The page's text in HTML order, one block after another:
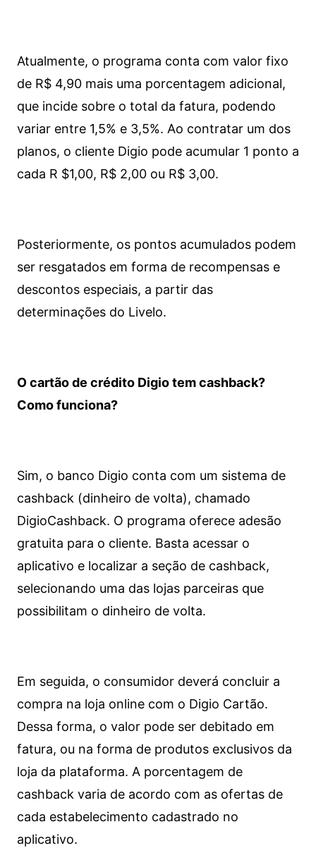
Atualmente, o programa conta com valor fixo
de R$ 4,90 mais uma porcentagem adicional,
que incide sobre o total da fatura, podendo
variar entre 1,5% e 3,5%. Ao contratar um dos
planos, o cliente Digio pode acumular 1 ponto a
cada R $1,00, R$ 2,00 ou R$ 3,00.
Posteriormente, os pontos acumulados podem
ser resgatados em forma de recompensas e
descontos especiais, a partir das
determinações do Livelo.
O cartão de crédito Digio tem cashback?
Como funciona?
Sim, o banco Digio conta com um sistema de
cashback (dinheiro de volta), chamado
DigioCashback. O programa oferece adesão
gratuita para o cliente. Basta acessar o
aplicativo e localizar a seção de cashback,
selecionando uma das lojas parceiras que
possibilitam o dinheiro de volta.
Em seguida, o consumidor deverá concluir a
compra na loja online com o Digio Cartão.
Dessa forma, o valor pode ser debitado em
fatura, ou na forma de produtos exclusivos da
loja da plataforma. A porcentagem de
cashback varia de acordo com as ofertas de
cada estabelecimento cadastrado no
aplicativo.